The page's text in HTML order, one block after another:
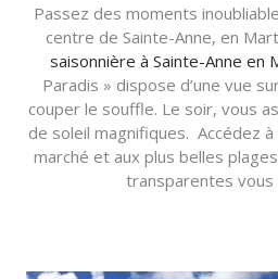
Passez des moments
centre de Sainte-Anne, en
saisonnière à Sainte-Anne en
Paradis » dispose d’une vue
couper le souffle. Le soir, vous
de soleil magnifiques. Accédez
marché et aux plus belles
transparentes